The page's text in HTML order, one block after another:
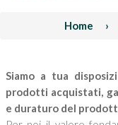
Home ›
Siamo a tua
prodotti acquistati,
e duraturo del